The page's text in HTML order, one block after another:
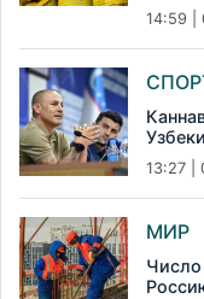
14:59 |
13:27 |
МИР
Число